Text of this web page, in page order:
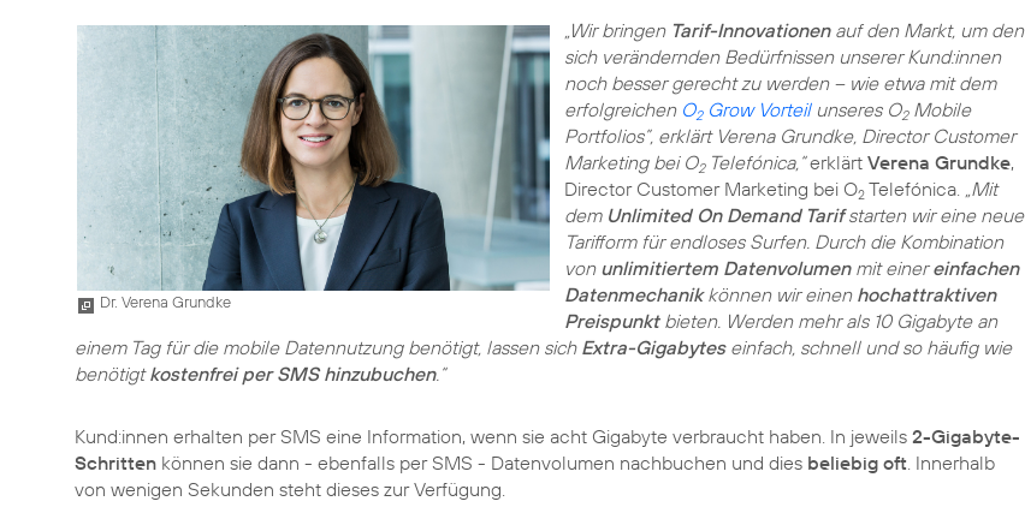
Dr. Verena Grundke
„Wir bringen Tarif-Innovationenauf den Markt, um den
sich verändernden Bedürfnissen unserer Kund:innen
noch besser gerecht zu werden – wie etwa mit dem
erfolgreichen O2Grow Vorteilunseres O2Mobile
Portfolios”, erklärt Verena Grundke, Director Customer
Marketing bei O2Telefónica,“erklärt Verena Grundke,
Director Customer Marketing bei O2Telefónica.
„Mit
dem Unlimited On Demand Tarifstarten wir eine neue
Tarifform für endloses Surfen. Durch die Kombination
von unlimitiertem Datenvolumenmit einereinfachen
Datenmechanikkönnen wir einen hochattraktiven
Preispunktbieten. Werden mehr als 10 Gigabyte an
einem Tag für die mobile Datennutzung benötigt, lassen sich Extra-Gigabyteseinfach, schnell und so häufig wie
benötigtkostenfrei per SMS hinzubuchen.“
Kund:innen erhalten per SMS eine Information, wenn sie acht Gigabyte verbraucht haben. In jeweils 2-Gigabyte-
Schritten können sie dann - ebenfalls per SMS - Datenvolumen nachbuchen und dies beliebig oft . Innerhalb
von wenigen Sekunden steht dieses zur Verfügung.